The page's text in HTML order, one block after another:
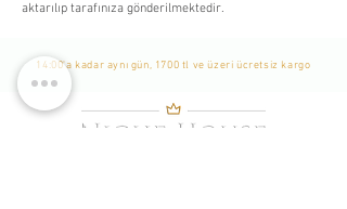
aktarılıp tarafınıza gönderilmektedir.
14:00'a kadar aynı gün, 1700 tl ve üzeri ücretsiz kargo